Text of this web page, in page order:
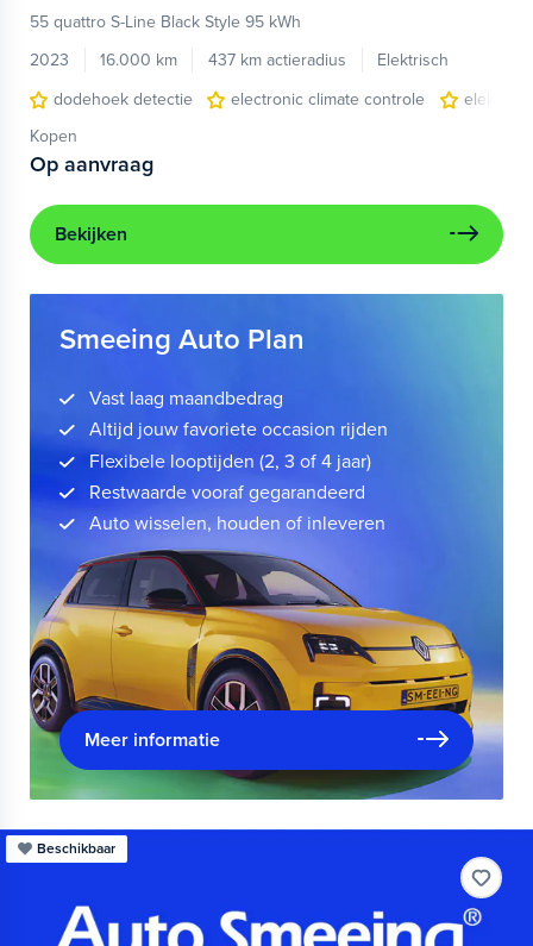
55 quattro S-Line Black Style 95 kWh
2023
16.000 km 437 km actieradius
Elektrisch
dodehoek detectie
electronic climate controle
Kopen
Op aanvraag
Bekijken
Smeeing Auto Plan
Vast laag maandbedrag
Altijd jouw favoriete occasion rijden
Flexibele looptijden (2, 3 of 4 jaar)
Restwaarde vooraf gegarandeerd
Auto wisselen, houden of inleveren
Meer informatie
Beschikbaar